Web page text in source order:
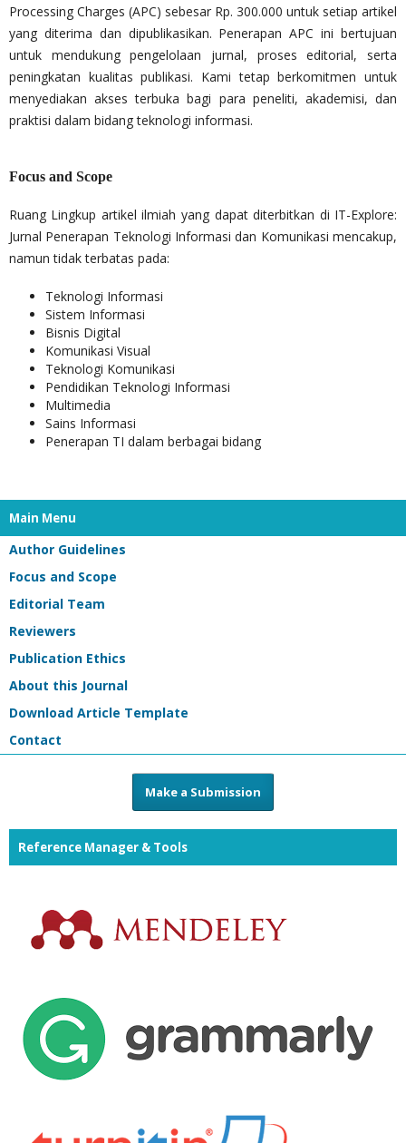
Processing Charges (APC) sebesar Rp. 300.000 untuk setiap artikel
yang diterima dan dipublikasikan. Penerapan APC ini bertujuan
untuk mendukung pengelolaan jurnal, proses editorial, serta
peningkatan kualitas publikasi. Kami tetap berkomitmen untuk
menyediakan akses terbuka bagi para peneliti, akademisi, dan
praktisi dalam bidang teknologi informasi.
Focus and Scope
Ruang Lingkup artikel ilmiah yang dapat diterbitkan di IT-Explore:
Jurnal Penerapan Teknologi Informasi dan Komunikasi mencakup,
namun tidak terbatas pada:
Teknologi Informasi
Sistem Informasi
Bisnis Digital
Komunikasi Visual
Teknologi Komunikasi
Pendidikan Teknologi Informasi
Multimedia
Sains Informasi
Penerapan TI dalam berbagai bidang
Main Menu
Author Guidelines
Focus and Scope
Editorial Team
Reviewers
Publication Ethics
About this Journal
Download Article Template
Contact
Make a Submission
Reference Manager & Tools